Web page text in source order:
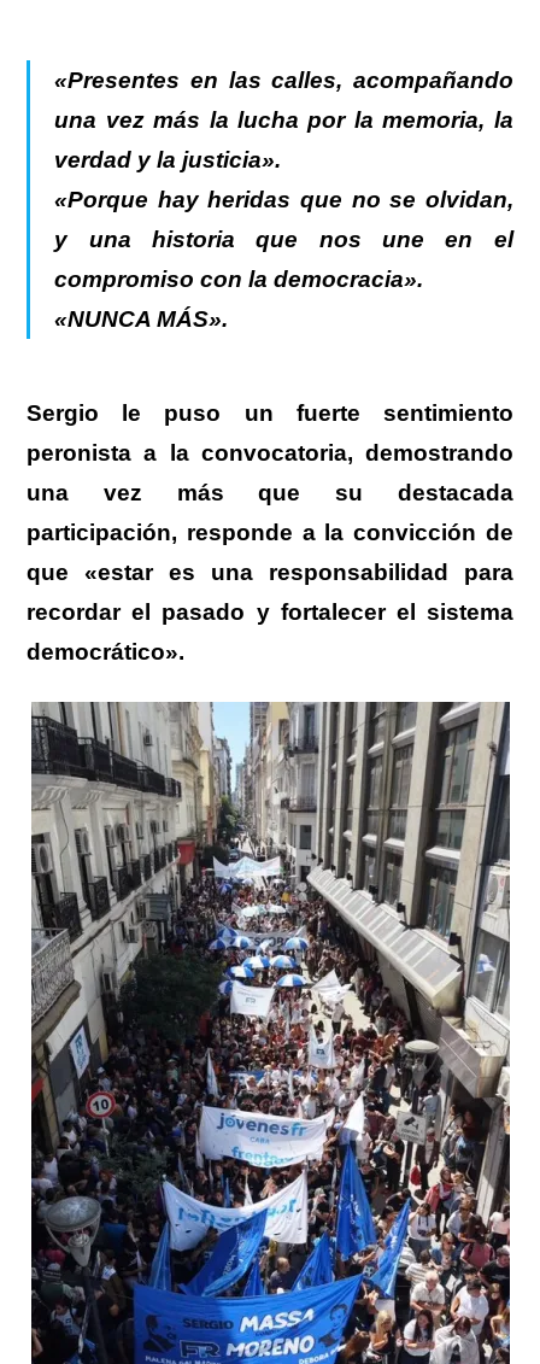
«Presentes en las calles, acompañando
una vez más la lucha por la memoria, la
verdad y la justicia».
«Porque hay heridas que no se olvidan,
y una historia que nos une en el
compromiso con la democracia».
«NUNCA MÁS».
Sergio le puso un fuerte sentimiento
peronista a la convocatoria, demostrando
una vez más que su destacada
participación, responde a la convicción de
que «estar es una responsabilidad para
recordar el pasado y fortalecer el sistema
democrático».